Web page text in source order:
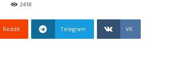
2418
ReddIt Telegram VK